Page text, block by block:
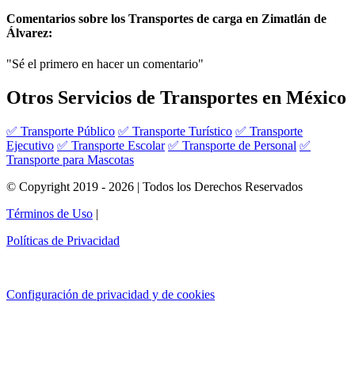
Comentarios sobre los Transportes de carga en Zimatlán de
Álvarez:
"Sé el primero en hacer un comentario"
Otros Servicios de Transportes en México
✅ Transporte Público ✅ Transporte Turístico ✅ Transporte
Ejecutivo ✅ Transporte Escolar ✅ Transporte de Personal ✅
Transporte para Mascotas
© Copyright 2019 - 2026 | Todos los Derechos Reservados
Términos de Uso |
Políticas de Privacidad
Configuración de privacidad y de cookies